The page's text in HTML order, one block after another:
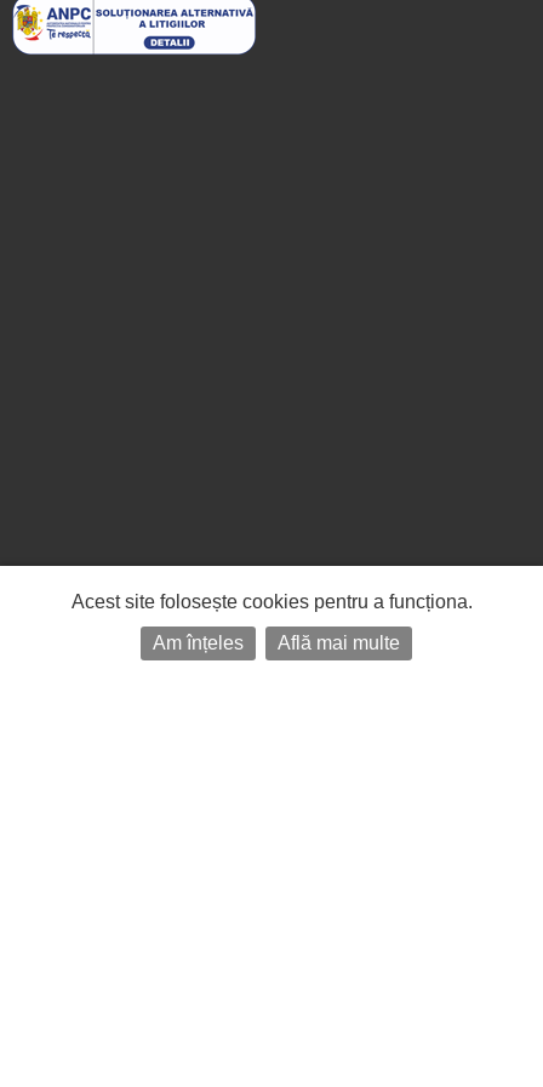
Acest site folosește cookies pentru a funcționa.
Am înțeles
Află mai multe